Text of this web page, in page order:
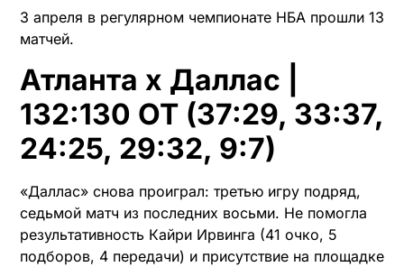
3 апреля в регулярном чемпионате НБА прошли 13
матчей.
Атланта x Даллас |
132:130 OT (37:29, 33:37,
24:25, 29:32, 9:7)
«Даллас» снова проиграл: третью игру подряд,
седьмой матч из последних восьми. Не помогла
результативность Кайри Ирвинга (41 очко, 5
подборов, 4 передачи) и присутствие на площадке